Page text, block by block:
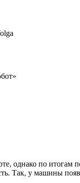
однако по итогам
Так, у машины